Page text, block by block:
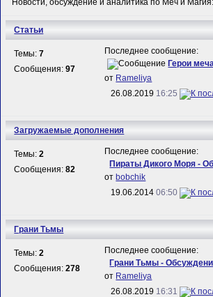
Новости, обсуждение и аналитика по Меч и
Статьи
Темы:7
Сообщения:97
Последнее сообщение:
Герои
от Rameliya
26.08.2019 16:25
Загружаемые дополнения
Темы:2
Сообщения:82
Последнее сообщение:
Пираты Дикого Моря -
отbobchik
19.06.2014 06:50
Грани Тьмы
Темы:2
Сообщения:278
Последнее сообщение:
Грани Тьмы -
от Rameliya
26.08.2019 16:31